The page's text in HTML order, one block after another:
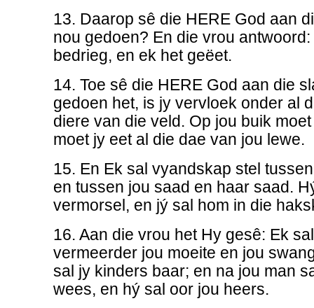
13. Daarop sê die HERE God aan
nou gedoen? En die vrou
bedrieg, en ek het geëet.
14. Toe sê die HERE God aan die
gedoen het, is jy vervloek onder al
diere van die veld. Op jou buik
moet jy eet al die dae van jou lewe.
15. En Ek sal vyandskap stel
en tussen jou saad en haar saad.
vermorsel, en jý sal hom in die
16. Aan die vrou het Hy gesê: Ek
vermeerder jou moeite en jou
sal jy kinders baar; en na jou man
wees, en hý sal oor jou heers.